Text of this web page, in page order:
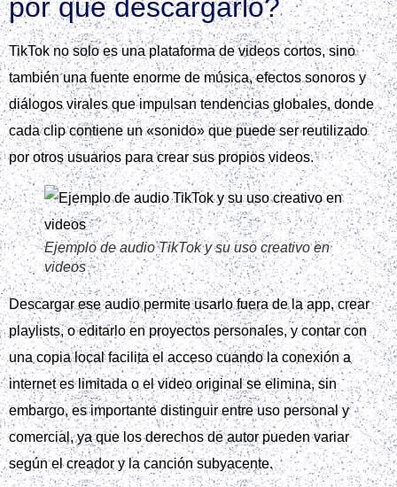
por qué descargarlo?
TikTok no solo es una plataforma de videos cortos, sino
también una fuente enorme de música, efectos sonoros y
diálogos virales que impulsan tendencias globales, donde
cada clip contiene un «sonido» que puede ser reutilizado
por otros usuarios para crear sus propios videos.
Ejemplo de audio TikTok y su uso creativo en
videos
Descargar ese audio permite usarlo fuera de la app, crear
playlists, o editarlo en proyectos personales, y contar con
una copia local facilita el acceso cuando la conexión a
internet es limitada o el video original se elimina, sin
embargo, es importante distinguir entre uso personal y
comercial, ya que los derechos de autor pueden variar
según el creador y la canción subyacente.